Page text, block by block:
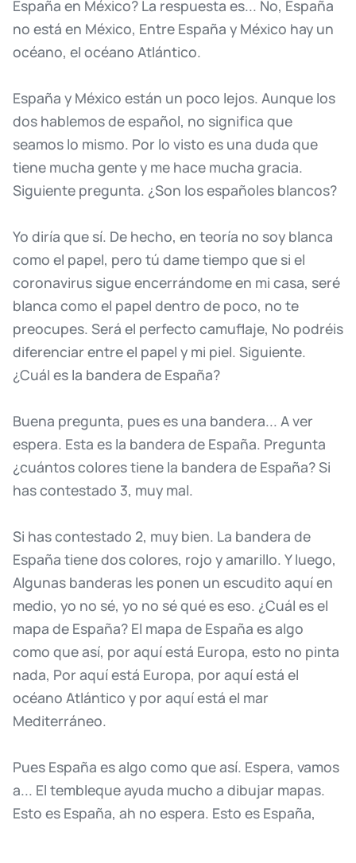
España en México? La respuesta es... No, España
no está en México, Entre España y México hay un
océano, el océano Atlántico.
España y México están un poco lejos. Aunque los
dos hablemosdeespañol, no significa que
seamos lo mismo. Por lo visto es una duda que
tiene mucha gentey me hace mucha gracia.
Siguiente pregunta. ¿Son losespañoles blancos?
Yo diría que sí. De hecho, en teoría no soy blanca
como el papel, pero tú dametiempo que si el
coronavirus sigueencerrándomeen mi casa, seré
blanca como el papel dentro de poco, no te
preocupes. Será el perfecto camuflaje, No podréis
diferenciar entreel papel y mi piel. Siguiente.
¿Cuál es la bandera de España?
Buena pregunta, pueses una bandera... Aver
espera. Esta es la bandera de España. Pregunta
¿cuántoscolorestiene la bandera de España?Si
hascontestado 3, muy mal.
Si hascontestado 2, muy bien. La bandera de
España tienedoscolores, rojo yamarillo. Yluego,
Algunas banderas les ponen un escudito aquíen
medio, yo no sé, yo no séquéeseso. ¿Cuál esel
mapa de España? El mapa de España esalgo
como queasí, por aquíestá Europa, esto no pinta
nada, Por aquíestá Europa, por aquíestá el
océano Atlántico y por aquíestá el mar
Mediterráneo.
Pues España esalgo como queasí. Espera, vamos
a... El temblequeayuda mucho a dibujar mapas.
Esto es España, ah no espera. Esto es España,